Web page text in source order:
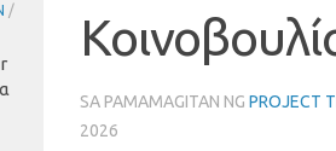
SA PAMAMAGITAN NG PROJECT
2026
/